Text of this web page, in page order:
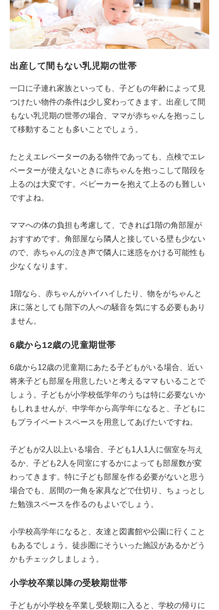
出産して間もない乳児期の世帯
一口に子連れ家族といっても、子どもの年齢によって見
つけたい物件の条件は少し変わってきます。出産して間
もない乳児期の世帯の場合、ママが赤ちゃんを抱っこし
て移動することも多いことでしょう。
たとえエレベーターのある物件であっても、点検でエレ
ベーターが使えないときに赤ちゃんを抱っこして階段を
上るのは大変です。ベビーカーを抱えて上るのも難しい
ですよね。
ママへの体の負担も考慮して、できれば1階の角部屋が
おすすめです。角部屋なら隣人と接している壁も少ない
ので、赤ちゃんの泣き声で隣人に迷惑をかける可能性も
少なくなります。
1階なら、赤ちゃんがハイハイしたり、物をがちゃんと
床に落としても階下の人への騒音を気にする必要もあり
ません。
6歳から12歳の児童期世帯
6歳から12歳の児童期にあたる子どもがいる場合、近い
将来子ども部屋を用意したいと考えるママもいることで
しょう。子どもが小学校低学年のうちは特に必要ないか
もしれませんが、中学年から高学年になると、子どもに
もプライベートスペースを用意してあげたいですね。
子どもが2人以上いる場合、子ども1人1人に個室を与え
るか、子ども2人を同室にするかによっても部屋数が変
わってきます。特に子ども部屋を作る必要がないと思う
場合でも、居間の一角を家具などで仕切り、ちょっとし
た勉強スペースを作るのもよいでしょう。
小学校高学年になると、友達と図書館や公園に行くこと
もあるでしょう。徒歩圏にそういった施設があるかどう
かもチェックしましょう。
小学校卒業以降の受験期世帯
子どもが小学校を卒業し受験期に入ると、学校の帰りに